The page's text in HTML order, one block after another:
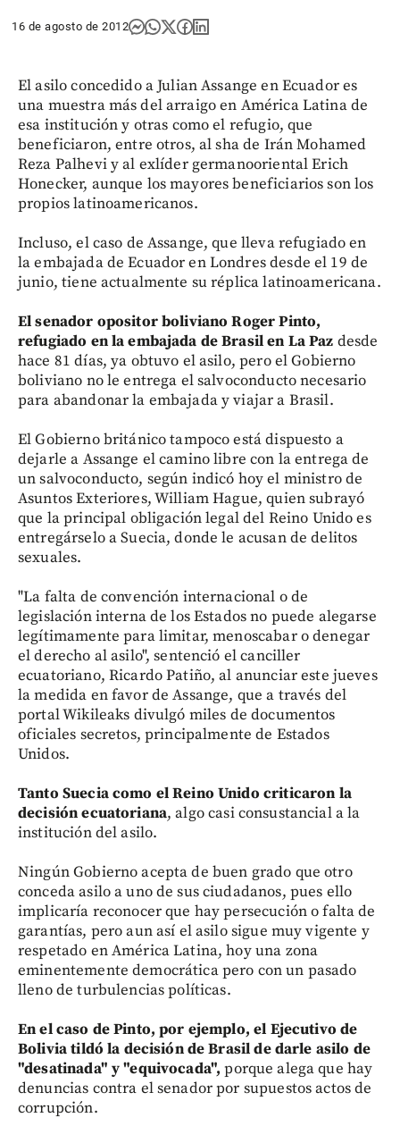
16 de agosto de 2012
El asilo concedido a Julian Assange en Ecuador es
una muestra más del arraigo en América Latina de
esa institución y otras como el refugio, que
beneficiaron, entre otros, al sha de Irán Mohamed
Reza Palhevi y al exlíder germanooriental Erich
Honecker, aunque los mayores beneficiarios son los
propios latinoamericanos.
Incluso, el caso de Assange, que lleva refugiado en
la embajada de Ecuador en Londres desde el 19 de
junio, tiene actualmente su réplica latinoamericana.
El senador opositor boliviano Roger Pinto,
refugiado en la embajada de Brasil en La Paz desde
hace 81 días, ya obtuvo el asilo, pero el Gobierno
boliviano no le entrega el salvoconducto necesario
para abandonar la embajada y viajar a Brasil.
El Gobierno británico tampoco está dispuesto a
dejarle a Assange el camino libre con la entrega de
un salvoconducto, según indicó hoy el ministro de
Asuntos Exteriores, William Hague, quien subrayó
que la principal obligación legal del Reino Unido es
entregárselo a Suecia, donde le acusan de delitos
sexuales.
"La falta de convención internacional o de
legislación interna de los Estados no puede alegarse
legítimamente para limitar, menoscabar o denegar
el derecho al asilo", sentenció el canciller
ecuatoriano, Ricardo Patiño, al anunciar este jueves
la medida en favor de Assange, que a través del
portal Wikileaks divulgó miles de documentos
oficiales secretos, principalmente de Estados
Unidos.
Tanto Suecia como el Reino Unido criticaron la
decisión ecuatoriana, algo casi consustancial a la
institución del asilo.
Ningún Gobierno acepta de buen grado que otro
conceda asilo a uno de sus ciudadanos, pues ello
implicaría reconocer que hay persecución o falta de
garantías, pero aun así el asilo sigue muy vigente y
respetado en América Latina, hoy una zona
eminentemente democrática pero con un pasado
lleno de turbulencias políticas.
En el caso de Pinto, por ejemplo, el Ejecutivo de
Bolivia tildó la decisión de Brasil de darle asilo de
"desatinada" y "equivocada", porque alega que hay
denuncias contra el senador por supuestos actos de
corrupción.